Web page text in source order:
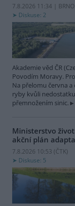
7.8.2026 11:34 |
Diskuse: 2
Akademie věd ČR
Povodím Moravy.
Na přelomu června
ryby kvůli
přemnožením sinic.
Ministerstvo
akční plán
7.8.2026 10:53 (ČTK)
Diskuse: 5